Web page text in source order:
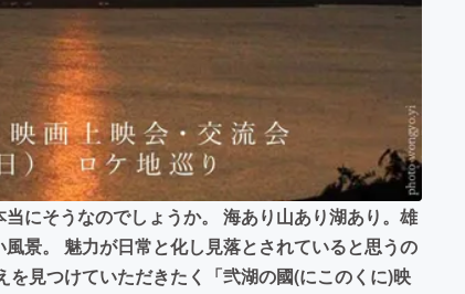
CAMPFIRE for Social Good
CAMPFIREふるさと納税
にそうなのでしょうか。 海あり山あり湖あり。雄
景。 魅力が日常と化し見落とされていると思うの
見つけていただきたく「弐湖の國(にこのくに)映